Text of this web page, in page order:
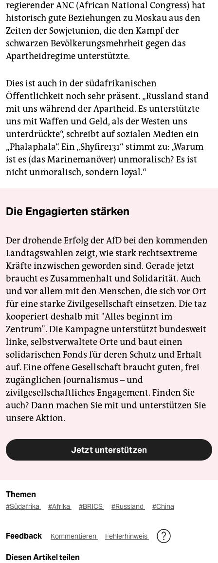
regierender ANC (African National Congress) hat
historisch gute Beziehungen zu Moskau aus den
Zeiten der Sowjetunion, die den Kampf der
schwarzen Bevölkerungsmehrheit gegen das
Apartheidregime unterstützte.
Dies ist auch in der südafrikanischen
Öffentlichkeit noch sehr präsent. „Russland stand
mit uns während der Apartheid. Es unterstützte
uns mit Waffen und Geld, als der Westen uns
unterdrückte“, schreibt auf sozialen Medien ein
„Phalaphala“. Ein „Shyfire131“ stimmt zu: „Warum
ist es (das Marinemanöver) unmoralisch? Es ist
nicht unmoralisch, sondern loyal.“
Die Engagierten stärken
Der drohende Erfolg der AfD bei den kommenden
Landtagswahlen zeigt, wie stark rechtsextreme
Kräfte inzwischen geworden sind. Gerade jetzt
braucht es Zusammenhalt und Solidarität. Auch
und vor allem mit den Menschen, die sich vor Ort
für eine starke Zivilgesellschaft einsetzen. Die taz
kooperiert deshalb mit "Alles beginnt im
Zentrum". Die Kampagne unterstützt bundesweit
linke, selbstverwaltete Orte und baut einen
solidarischen Fonds für deren Schutz und Erhalt
auf. Eine offene Gesellschaft braucht guten, frei
zugänglichen Journalismus – und
zivilgesellschaftliches Engagement. Finden Sie
auch? Dann machen Sie mit und unterstützen Sie
unsere Aktion.
Jetzt unterstützen
Themen
#Südafrika #Afrika #BRICS #Russland #China
Feedback Kommentieren Fehlerhinweis
Diesen Artikel teilen